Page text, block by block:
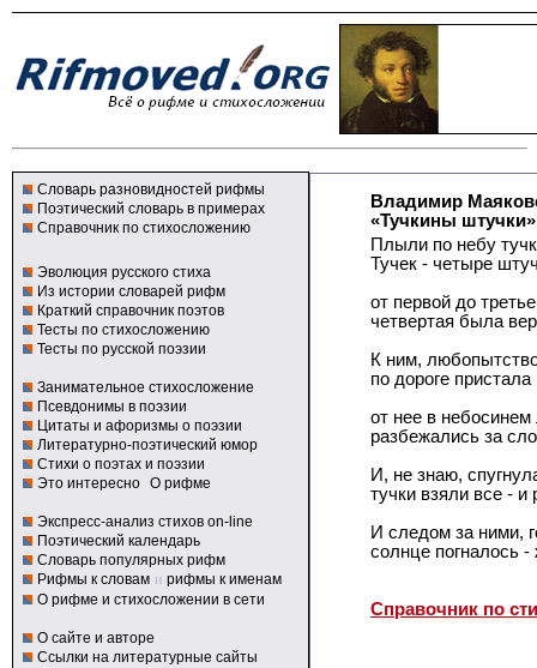
Словарь разновидностей рифмы
Поэтический словарь в примерах
Справочник по стихосложению
Эволюция русского стиха
Из истории словарей рифм
Краткий справочник поэтов
Тесты по стихосложению
Тесты по русской поэзии
Занимательное стихосложение
Псевдонимы в поэзии
Цитаты и афоризмы о поэзии
Литературно-поэтический юмор
Стихи о поэтах и поэзии
Это интересно О рифме
Экспресс-анализ стихов on-line
Поэтический календарь
Словарь популярных рифм
Рифмы к словам и рифмы к именам
О рифме и стихосложении в сети
О сайте и авторе
Ссылки на литературные сайты
Владимир
«Тучкины штучки»
Плыли по небу
Тучек - четыре
от первой до
четвертая была
К ним,
по дороге пристала
от нее в небосинем
разбежались за
И, не знаю,
тучки взяли все - и
И следом за ними,
солнце погналось
Справочник по